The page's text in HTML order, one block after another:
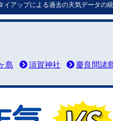
アップによる過去の天気データの
島 須賀神社 慶良間諸